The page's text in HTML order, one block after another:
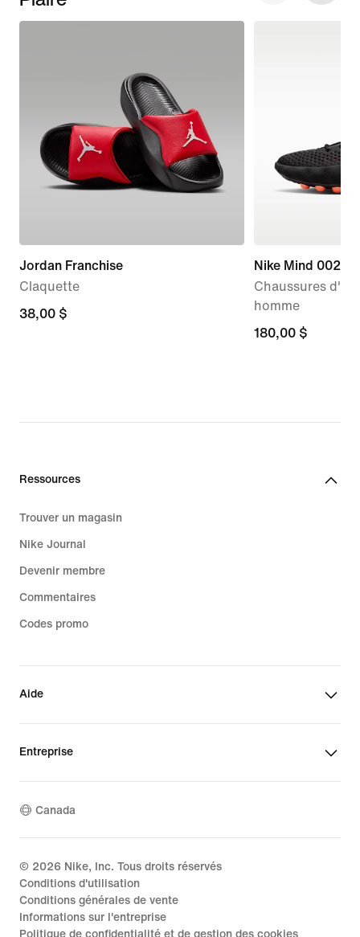
Jordan Franchise
Claquette
38,00 $
38,00 $
Nike Mind 002
Chaussures
homme
180,00 $
180,00 $
Ressources
Trouver un magasin
Nike Journal
Devenir membre
Commentaires
Codes promo
Aide
Entreprise
Canada
© 2026 Nike, Inc. Tous droits réservés
Conditions d'utilisation
Conditions générales de vente
Informations sur l'entreprise
Politique de confidentialité et de gestion des cookies